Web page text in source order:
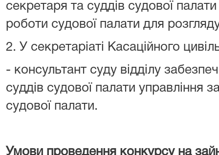
секретаря та суддів судової
роботи судової палати для
2. У секретаріаті Касаційного
- консультант суду відділу
суддів судової палати управління
судової палати.
Умови проведення конкурсу на